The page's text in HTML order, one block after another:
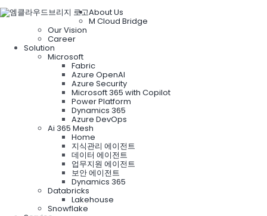
About Us
M Cloud Bridge
Our Vision
Career
Solution
Microsoft
Fabric
Azure OpenAI
Azure Security
Microsoft 365 with Copilot
Power Platform
Dynamics 365
Azure DevOps
Ai 365 Mesh
Home
지식관리 에이전트
데이터 에이전트
업무지원 에이전트
보안 에이전트
Dynamics 365
Databricks
Lakehouse
Snowflake